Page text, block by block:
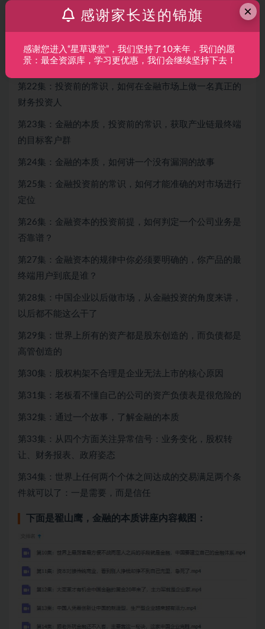
第19集：财务会计体系该如何才能衡量出一个企业的价值
第21集：投资和融资没有那么难，当你把卖土豆的理论搞
明白就什么都知道了
第22集：投资前的常识，如何在金融市场上做一名真正的
财务投资人
第23集：金融的本质，投资前的常识，获取产业链最终端
的目标客户群
第24集：金融的本质，如何讲一个没有漏洞的故事
第25集： 金融投资 前的常识，如何才能准确的对市场进行
定位
第26集：金融资本的投资前提，如何判定一个公司业务是
否靠谱？
第27集：金融资本的规律中你必须要明确的，你产品的最
终端用户到底是谁？
第28集：中国企业以后做市场，从金融投资的角度来讲，
以后都不能这么干了
第29集：世界上所有的资产都是股东创造的，而负债都是
高管创造的
第30集：股权构架不合理是企业无法上市的核心原因
第31集：老板看不懂自己的公司的资产负债表是很危险的
第32集：通过一个故事，了解金融的本质
第33集：从四个方面关注异常信号：业务变化，股权转
让、财务报表、政府姿态
第34集：世界上任何两个个体之间达成的交易满足两个条
件就可以了：一是需要，而是信任
下面是翟山鹰，金融的本质讲座内容截图：
×
感谢家长送的锦旗
感谢您进入“星草课堂”，我们坚持了10来年，我们的愿
景：最全资源库，学习更优惠，我们会继续坚持下去！